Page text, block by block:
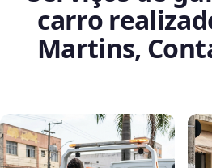
carro
Martins,